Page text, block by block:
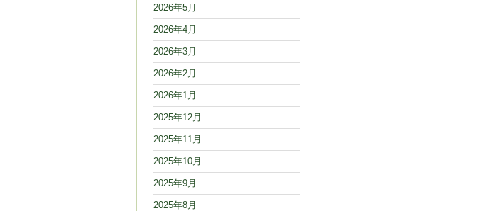
2026年5月
2026年4月
2026年3月
2026年2月
2026年1月
2025年12月
2025年11月
2025年10月
2025年9月
2025年8月